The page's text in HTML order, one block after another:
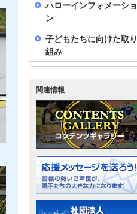
ハローインフォメーショ
ン
子どもたちに向けた取り
組み
関連情報